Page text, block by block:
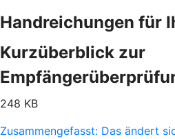
Handreichungen für
Kurzüberblick zur
248 KB
Zusammengefasst: Das ändert